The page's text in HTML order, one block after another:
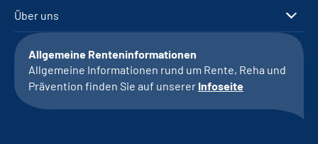
Über uns
Allgemeine Renteninformationen
Allgemeine Informationen rund um Rente, Reha und
Prävention finden Sie auf unserer Infoseite